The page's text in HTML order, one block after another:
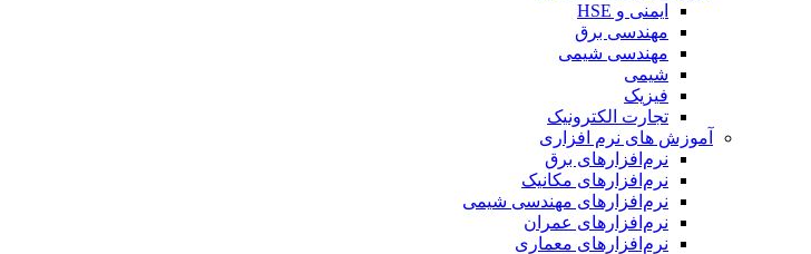
ایمنی و HSE
مهندسی برق
مهندسی شیمی
شیمی
فیزیک
تجارت الکترونیک
آموزش های نرم افزاری
نرم‌افزارهای برق
نرم‌افزارهای مکانیک
نرم‌افزارهای مهندسی شیمی
نرم‌افزارهای عمران
نرم‌افزارهای معماری